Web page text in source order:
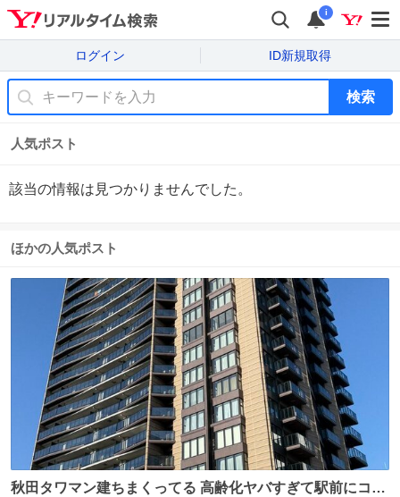
i
ログイン ID新規取得
検索
人気ポスト
該当の情報は見つかりませんでした。
ほかの人気ポスト
秋田タワマン建ちまくってる 高齢化ヤバすぎて駅前にコン